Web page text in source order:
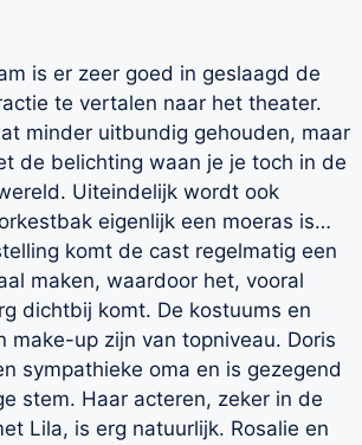
is er zeer goed in geslaagd de
te vertalen naar het theater.
minder uitbundig gehouden, maar
de belichting waan je je toch in de
Uiteindelijk wordt ook
eigenlijk een moeras is…
komt de cast regelmatig een
maken, waardoor het, vooral
dichtbij komt. De kostuums en
make-up zijn van topniveau. Doris
sympathieke oma en is gezegend
stem. Haar acteren, zeker in de
Lila, is erg natuurlijk. Rosalie en